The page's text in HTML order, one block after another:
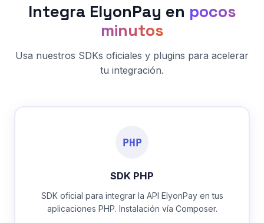
Integra ElyonPay en pocos
minutos
Usa nuestros SDKs oficiales y plugins para acelerar
tu integración.
PHP
SDK PHP
SDK oficial para integrar la API ElyonPay en tus
aplicaciones PHP. Instalación vía Composer.